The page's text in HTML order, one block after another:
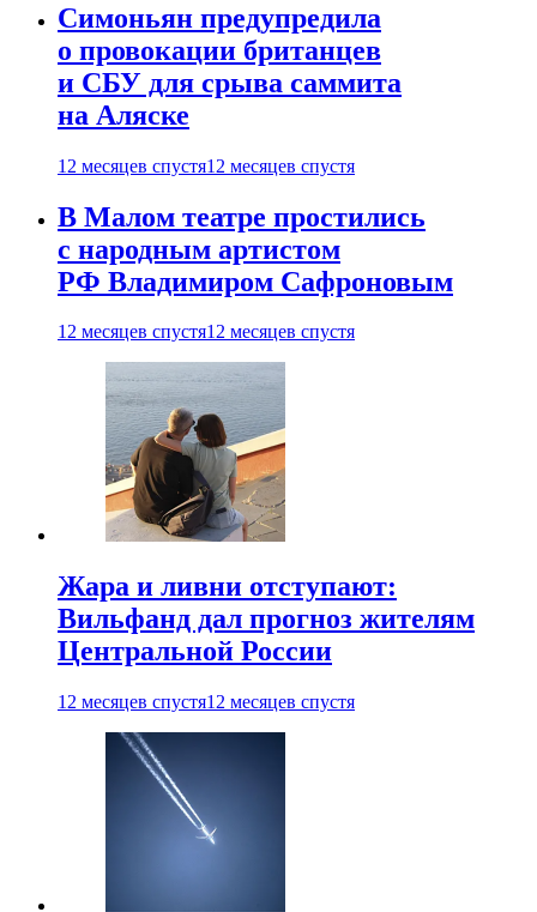
Симоньян предупредила
о провокации британцев
и СБУ для срыва саммита
на Аляске
12 месяцев спустя12 месяцев спустя
В Малом театре простились
с народным артистом
РФ Владимиром Сафроновым
12 месяцев спустя12 месяцев спустя
Жара и ливни отступают:
Вильфанд дал прогноз жителям
Центральной России
12 месяцев спустя12 месяцев спустя